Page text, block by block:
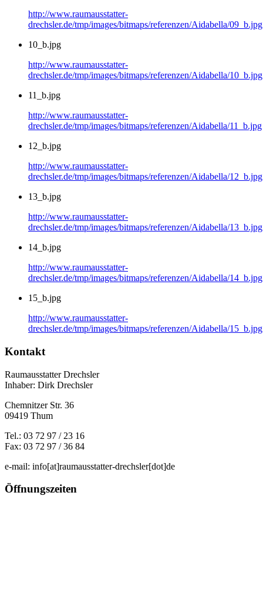
http://www.raumausstatter-
drechsler.de/tmp/images/bitmaps/referenzen/Aidabella/09_b.jpg
10_b.jpg
http://www.raumausstatter-
drechsler.de/tmp/images/bitmaps/referenzen/Aidabella/10_b.jpg
11_b.jpg
http://www.raumausstatter-
drechsler.de/tmp/images/bitmaps/referenzen/Aidabella/11_b.jpg
12_b.jpg
http://www.raumausstatter-
drechsler.de/tmp/images/bitmaps/referenzen/Aidabella/12_b.jpg
13_b.jpg
http://www.raumausstatter-
drechsler.de/tmp/images/bitmaps/referenzen/Aidabella/13_b.jpg
14_b.jpg
http://www.raumausstatter-
drechsler.de/tmp/images/bitmaps/referenzen/Aidabella/14_b.jpg
15_b.jpg
http://www.raumausstatter-
drechsler.de/tmp/images/bitmaps/referenzen/Aidabella/15_b.jpg
Kontakt
Raumausstatter Drechsler
Inhaber: Dirk Drechsler
Chemnitzer Str. 36
09419 Thum
Tel.: 03 72 97 / 23 16
Fax: 03 72 97 / 36 84
e-mail: info[at]raumausstatter-drechsler[dot]de
Öffnungszeiten